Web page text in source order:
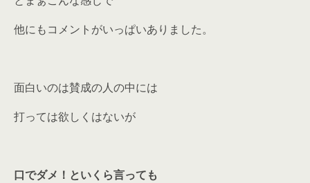
他にもコメントがいっぱいありました。
面白いのは賛成の人の中には
打っては欲しくはないが
口でダメ！といくら言っても